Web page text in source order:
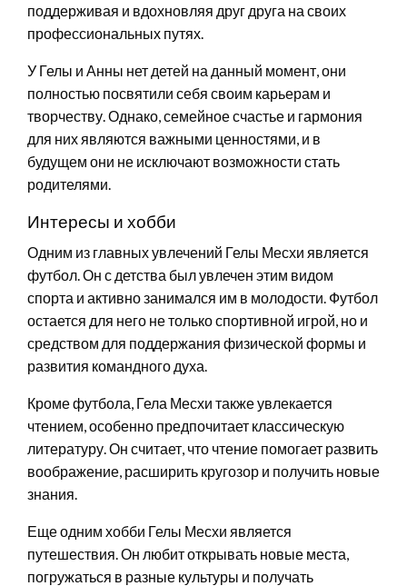
поддерживая и вдохновляя друг друга на своих
профессиональных путях.
У Гелы и Анны нет детей на данный момент, они
полностью посвятили себя своим карьерам и
творчеству. Однако, семейное счастье и гармония
для них являются важными ценностями, и в
будущем они не исключают возможности стать
родителями.
Интересы и хобби
Одним из главных увлечений Гелы Месхи является
футбол. Он с детства был увлечен этим видом
спорта и активно занимался им в молодости. Футбол
остается для него не только спортивной игрой, но и
средством для поддержания физической формы и
развития командного духа.
Кроме футбола, Гела Месхи также увлекается
чтением, особенно предпочитает классическую
литературу. Он считает, что чтение помогает развить
воображение, расширить кругозор и получить новые
знания.
Еще одним хобби Гелы Месхи является
путешествия. Он любит открывать новые места,
погружаться в разные культуры и получать